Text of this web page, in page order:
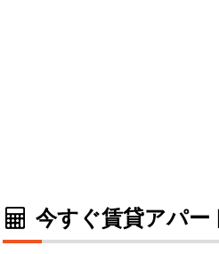
今すぐ賃貸アパー